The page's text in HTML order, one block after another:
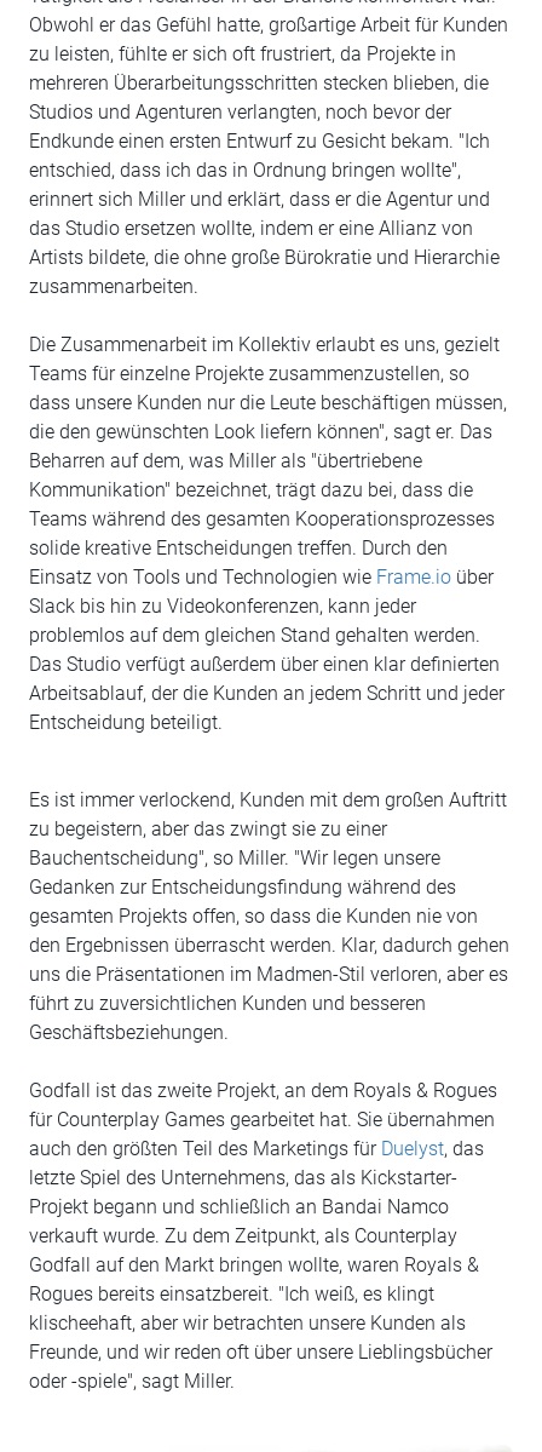
Obwohl er das Gefühl hatte, großartige Arbeit für Kunden
zu leisten, fühlte er sich oft frustriert, da Projekte in
mehreren Überarbeitungsschritten stecken blieben, die
Studios und Agenturen verlangten, noch bevor der
Endkunde einen ersten Entwurf zu Gesicht bekam. "Ich
entschied, dass ich das in Ordnung bringen wollte",
erinnert sich Miller und erklärt, dass er die Agentur und
das Studio ersetzen wollte, indem er eine Allianz von
Artists bildete, die ohne große Bürokratie und Hierarchie
zusammenarbeiten.
Die Zusammenarbeit im Kollektiv erlaubt es uns, gezielt
Teams für einzelne Projekte zusammenzustellen, so
dass unsere Kunden nur die Leute beschäftigen müssen,
die den gewünschten Look liefern können", sagt er. Das
Beharren auf dem, was Miller als "übertriebene
Kommunikation" bezeichnet, trägt dazu bei, dass die
Teams während des gesamten Kooperationsprozesses
solide kreative Entscheidungen treffen. Durch den
Einsatz von Tools und Technologien wie Frame.io über
Slack bis hin zu Videokonferenzen, kann jeder
problemlos auf dem gleichen Stand gehalten werden.
Das Studio verfügt außerdem über einen klar definierten
Arbeitsablauf, der die Kunden an jedem Schritt und jeder
Entscheidung beteiligt.
Es ist immer verlockend, Kunden mit dem großen Auftritt
zu begeistern, aber das zwingt sie zu einer
Bauchentscheidung", so Miller. "Wir legen unsere
Gedanken zur Entscheidungsfindung während des
gesamten Projekts offen, so dass die Kunden nie von
den Ergebnissen überrascht werden. Klar, dadurch gehen
uns die Präsentationen im Madmen-Stil verloren, aber es
führt zu zuversichtlichen Kunden und besseren
Geschäftsbeziehungen.
Godfall ist das zweite Projekt, an dem Royals & Rogues
für Counterplay Games gearbeitet hat. Sie übernahmen
auch den größten Teil des Marketings für Duelyst, das
letzte Spiel des Unternehmens, das als Kickstarter-
Projekt begann und schließlich an Bandai Namco
verkauft wurde. Zu dem Zeitpunkt, als Counterplay
Godfall auf den Markt bringen wollte, waren Royals &
Rogues bereits einsatzbereit. "Ich weiß, es klingt
klischeehaft, aber wir betrachten unsere Kunden als
Freunde, und wir reden oft über unsere Lieblingsbücher
oder -spiele", sagt Miller.